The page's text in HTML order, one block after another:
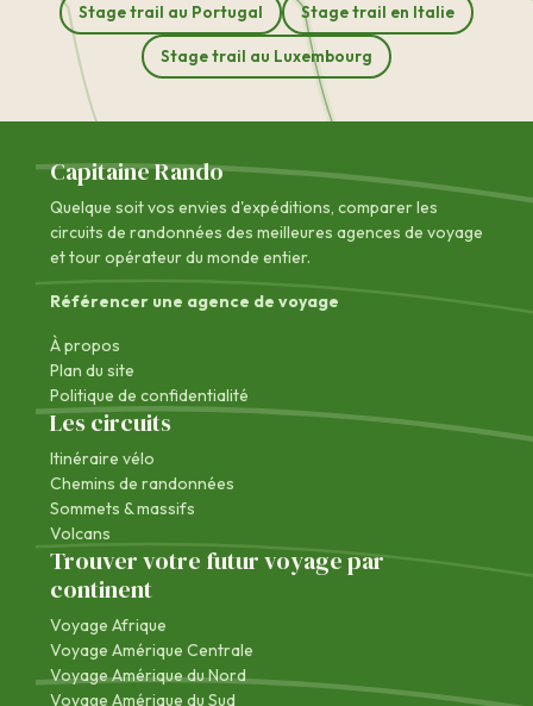
Stage trail au Portugal Stage trail en Italie
Stage trail au Luxembourg
Capitaine Rando
Quelque soit vos envies d'expéditions, comparer les
circuits de randonnées des meilleures agences de voyage
et tour opérateur du monde entier.
Référencer une agence de voyage
À propos
Plan du site
Politique de confidentialité
Les circuits
Itinéraire vélo
Chemins de randonnées
Sommets & massifs
Volcans
Trouver votre futur voyage par
continent
Voyage Afrique
Voyage Amérique Centrale
Voyage Amérique du Nord
Voyage Amérique du Sud